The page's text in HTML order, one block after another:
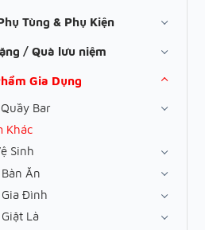
Tùng & Phụ Kiện
/ Quà lưu niệm
Gia Dụng
Bar
Khác
Sinh
Ăn
Đình
Là